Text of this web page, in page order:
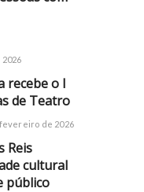
recebe o I
de Teatro
de 2026
Reis
cultural
público